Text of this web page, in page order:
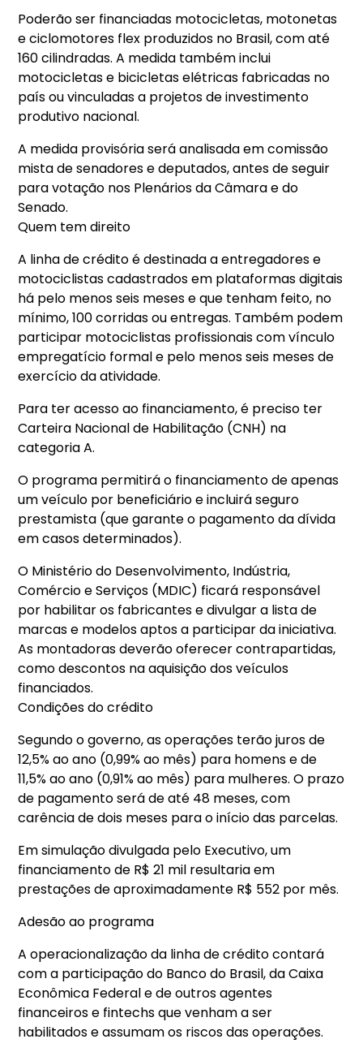
Poderão ser financiadas motocicletas, motonetas
e ciclomotores flex produzidos no Brasil, com até
160 cilindradas. A medida também inclui
motocicletas e bicicletas elétricas fabricadas no
país ou vinculadas a projetos de investimento
produtivo nacional.
A medida provisória será analisada em comissão
mista de senadores e deputados, antes de seguir
para votação nos Plenários da Câmara e do
Senado.
Quem tem direito
A linha de crédito é destinada a entregadores e
motociclistas cadastrados em plataformas digitais
há pelo menos seis meses e que tenham feito, no
mínimo, 100 corridas ou entregas. Também podem
participar motociclistas profissionais com vínculo
empregatício formal e pelo menos seis meses de
exercício da atividade.
Para ter acesso ao financiamento, é preciso ter
Carteira Nacional de Habilitação (CNH) na
categoria A.
O programa permitirá o financiamento de apenas
um veículo por beneficiário e incluirá seguro
prestamista (que garante o pagamento da dívida
em casos determinados).
O Ministério do Desenvolvimento, Indústria,
Comércio e Serviços (MDIC) ficará responsável
por habilitar os fabricantes e divulgar a lista de
marcas e modelos aptos a participar da iniciativa.
As montadoras deverão oferecer contrapartidas,
como descontos na aquisição dos veículos
financiados.
Condições do crédito
Segundo o governo, as operações terão juros de
12,5% ao ano (0,99% ao mês) para homens e de
11,5% ao ano (0,91% ao mês) para mulheres. O prazo
de pagamento será de até 48 meses, com
carência de dois meses para o início das parcelas.
Em simulação divulgada pelo Executivo, um
financiamento de R$ 21 mil resultaria em
prestações de aproximadamente R$ 552 por mês.
Adesão ao programa
A operacionalização da linha de crédito contará
com a participação do Banco do Brasil, da Caixa
Econômica Federal e de outros agentes
financeiros e fintechs que venham a ser
habilitados e assumam os riscos das operações.